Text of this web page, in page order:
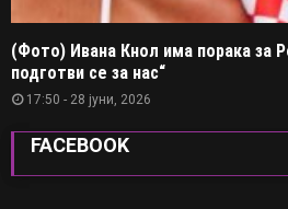
(Фото) Ивана Кнол има порака за
подготви се за нас“
17:50 - 28 јуни, 2026
FACEBOOK